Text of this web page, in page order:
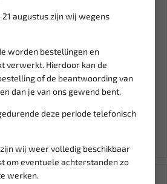
augustus zijn wij wegens
worden bestellingen en
verwerkt. Hierdoor kan de
of de beantwoording van
dan je van ons gewend bent.
deze periode telefonisch
wij weer volledig beschikbaar
om eventuele achterstanden zo
werken.
Leverbaar
DECA CLASS BOOSTER 400 E
Acculader / startbooster...
507,59